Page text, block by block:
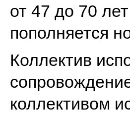
от 47 до 70
пополняется
Коллектив
коллективом